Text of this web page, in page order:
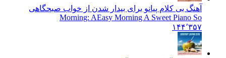
آهنگ بی کلام پیانو برای بیدار شدن از خواب صبحگاهی
Morning: AEasy Morning A Sweet Piano So
۱۴۴٬۳۵۷